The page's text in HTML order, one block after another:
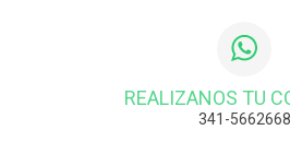
REALIZANOS TU
341-5662668